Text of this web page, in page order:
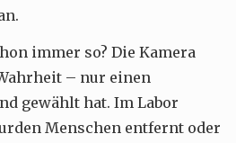
immer so? Die Kamera
– nur einen
gewählt hat. Im Labor
Menschen entfernt oder